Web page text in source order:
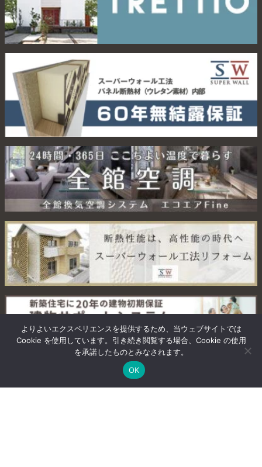
よりよいエクスペリエンスを提供するため、当ウェブサイトでは
Cookie を使用しています。引き続き閲覧する場合、Cookie の使用
を承諾したものとみなされます。
OK